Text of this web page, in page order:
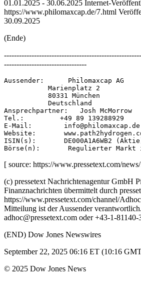
01.01.2025 - 30.06.2025 Internet-
https://www.philomaxcap.de/7.html
30.09.2025
(Ende)
---------------------------------
Aussender:      Philomaxcap AG
           Marienplatz 2
           80331 München
           Deutschland
Ansprechpartner:   Josh McMorrow
Tel.:         +49 89 139288929
E-Mail:        info@philomaxcap.de
Website:
ISIN(s):       DE000A1A6WB2
[ source: https://www.pressetext.com/
(c) pressetext Nachrichtenagentur GmbH
Finanznachrichten übermittelt durch
https://www.pressetext.com/channel/
Mitteilung ist der Aussender
adhoc@pressetext.com oder +43-1-81140-
(END) Dow Jones Newswires
September 22, 2025 06:16 ET (10:16
© 2025 Dow Jones News